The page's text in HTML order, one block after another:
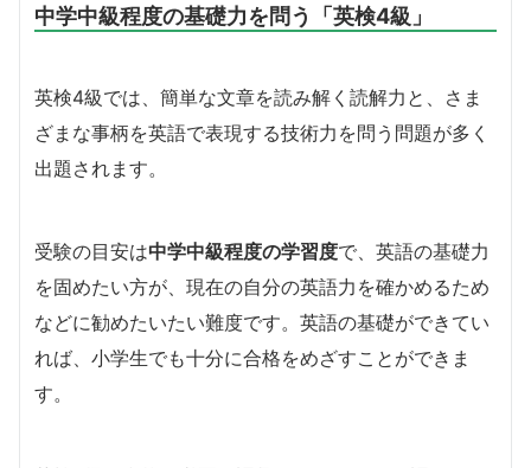
中学中級程度の基礎力を問う「英検4級」
英検4級では、簡単な文章を読み解く読解力と、さま
ざまな事柄を英語で表現する技術力を問う問題が多く
出題されます。
受験の目安は中学中級程度の学習度で、英語の基礎力
を固めたい方が、現在の自分の英語力を確かめるため
などに勧めたいたい難度です。英語の基礎ができてい
れば、小学生でも十分に合格をめざすことができま
す。